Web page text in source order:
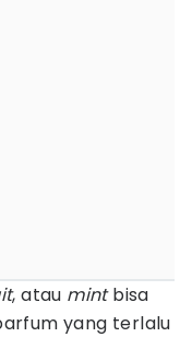
, atau mintbisa
yang terlalu